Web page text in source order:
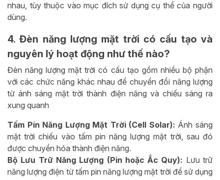
nhau, tùy thuộc vào mục đích sử dụng cụ thể của người
dùng.
4. Đèn năng lượng mặt trời có cấu tạo và
nguyên lý hoạt động như thế nào?
Đèn năng lượng mặt trời có cấu tạo gồm nhiều bộ phận
với các chức năng khác nhau để chuyển đổi năng lượng
từ ánh sáng mặt trời thành điện năng và chiếu sáng ra
xung quanh
Tấm Pin Năng Lượng Mặt Trời (Cell Solar): Ánh sáng
mặt trời chiếu vào tấm pin năng lượng mặt trời, sau đó
được chuyển hóa thành điện năng.
Bộ Lưu Trữ Năng Lượng (Pin hoặc Ắc Quy): Lưu trữ
năng lượng điện từ tấm pin năng lượng mặt trời để sử dụng